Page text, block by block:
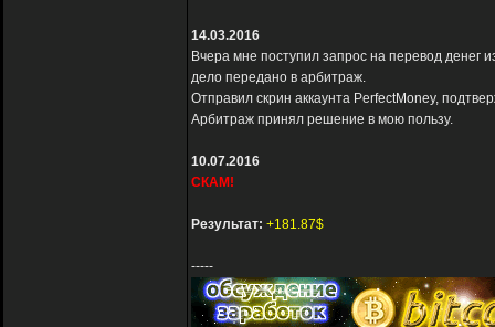
14.03.2016
Вчера мне поступил запрос на перевод денег
дело передано в арбитраж.
Отправил скрин аккаунта PerfectMoney,
Арбитраж принял решение в мою пользу.
10.07.2016
СКАМ!
Результат: +181.87$
-----